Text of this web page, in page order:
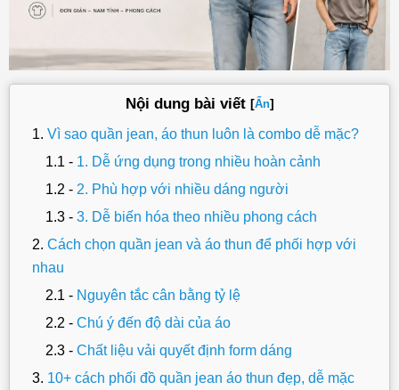
Nội dung bài viết [Ẩn]
Vì sao quần jean, áo thun luôn là combo dễ mặc?
1. Dễ ứng dụng trong nhiều hoàn cảnh
2. Phù hợp với nhiều dáng người
3. Dễ biến hóa theo nhiều phong cách
Cách chọn quần jean và áo thun để phối hợp với
nhau
Nguyên tắc cân bằng tỷ lệ
Chú ý đến độ dài của áo
Chất liệu vải quyết định form dáng
10+ cách phối đồ quần jean áo thun đẹp, dễ mặc